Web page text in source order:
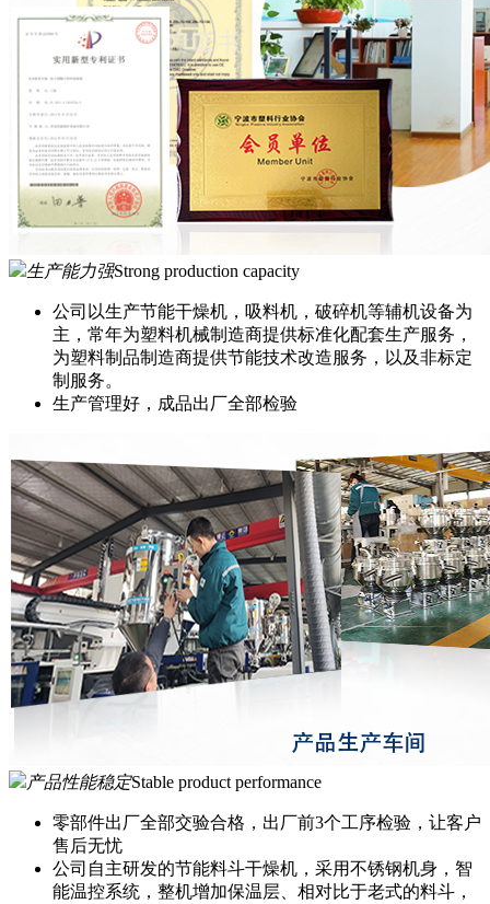
生产能力强Strong production capacity
公司以生产节能干燥机，吸料机，破碎机等辅机设备为
主，常年为塑料机械制造商提供标准化配套生产服务，
为塑料制品制造商提供节能技术改造服务，以及非标定
制服务。
生产管理好，成品出厂全部检验
产品性能稳定Stable product performance
零部件出厂全部交验合格，出厂前3个工序检验，让客户
售后无忧
公司自主研发的节能料斗干燥机，采用不锈钢机身，智
能温控系统，整机增加保温层、相对比于老式的料斗，